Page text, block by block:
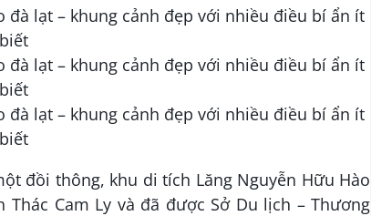
đồi thông, khu di tích Lăng Nguyễn Hữu Hào
Cam Ly và đã được Sở Du lịch – Thương